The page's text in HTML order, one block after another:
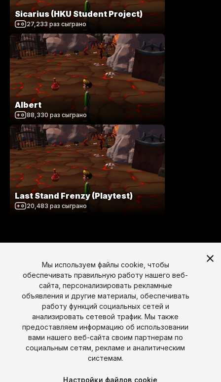
Sicarius (HKU Student Project)
27,233 раз сыграно
Albert
88,330 раз сыграно
Last Stand Frenzy (Playtest)
20,483 раз сыграно
DeutschBahasa Indonesia
Português РусскийEspañol Türkçe
Мы используем файлы cookie, чтобы
обеспечивать правильную работу нашего веб-
сайта, персонализировать рекламные
объявления и другие материалы, обеспечивать
работу функций социальных сетей и
анализировать сетевой трафик. Мы также
предоставляем информацию об использовании
вами нашего веб-сайта своим партнерам по
социальным сетям, рекламе и аналитическим
системам.
Настройки файлов cookie